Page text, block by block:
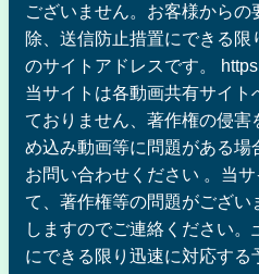
ございません。お客様からの
除、送信防止措置にできる
のサイトアドレスです。
当サイトは各動画共有サイト
ておりません、著作権の侵害
め込み動画等に問題がある場
お問い合わせください 。当
て、著作権等の問題がござい
しますのでご連絡ください
にできる限り迅速に対応する